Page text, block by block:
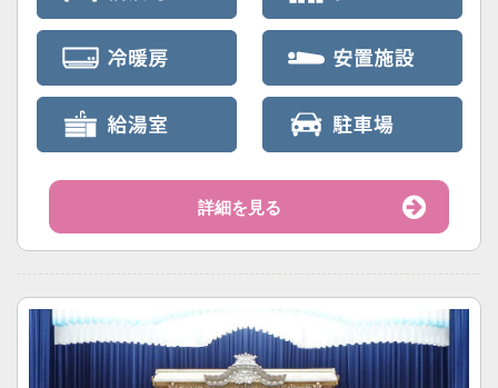
詳細を見る